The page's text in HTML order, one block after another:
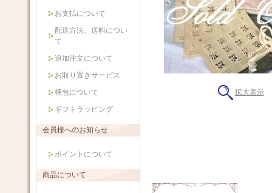
お支払について
配送方法、送料につい
て
追加注文について
お取り置きサービス
梱包について
ギフトラッピング
会員様へのお知らせ
ポイントについて
商品について
拡大表示